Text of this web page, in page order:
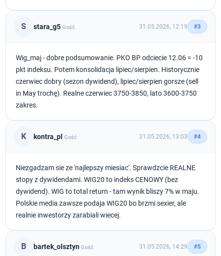
S stara_g5 Gość 31.05.2026, 12:19 #3
Wig_maj - dobre podsumowanie. PKO BP odciecie 12.06 = -10
pkt indeksu. Potem konsolidacja lipiec/sierpien. Historycznie
czerwiec dobry (sezon dywidend), lipiec/sierpien gorsze (sell
in May trochę). Realne czerwiec 3750-3850, lato 3600-3750
zakres.
K kontra_pl Gość 31.05.2026, 13:03 #4
Niezgadzam sie ze 'najlepszy miesiac'. Sprawdzcie REALNE
stopy z dywidendami. WIG20 to indeks CENOWY (bez
dywidend). WIG to total return - tam wynik bliszy 7% w maju.
Polskie media zawsze podaja WIG20 bo brzmi sexier, ale
realnie inwestorzy zarabiali wiecej.
B bartek_olsztyn Gość 31.05.2026, 14:29 #5